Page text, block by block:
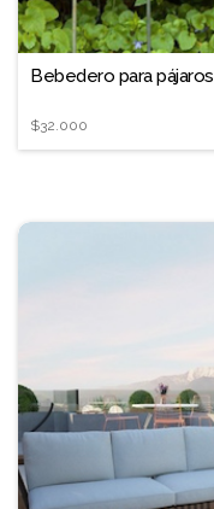
Bebedero para
$32.000